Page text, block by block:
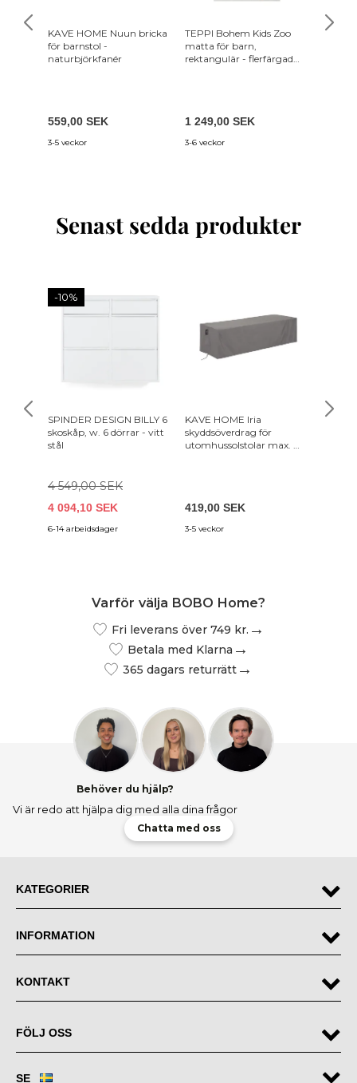
KAVE HOME Nuun bricka
för barnstol -
naturbjörkfanér
559,00 SEK
3-5 veckor
TEPPI Bohem Kids Zoo
matta för barn,
rektangulär - flerfärgad
1 249,00 SEK
3-6 veckor
Senast sedda produkter
-10%
SPINDER DESIGN BILLY 6
skoskåp, w. 6 dörrar - vitt
stål
4 549,00 SEK
4 094,10 SEK
6-14 arbeidsdager
KAVE HOME Iria
skyddsöverdrag för
utomhussolstolar max. 75
419,00 SEK
3-5 veckor
Varför välja BOBO Home?
Fri leverans över 749 kr.
Betala med Klarna
365 dagars returrätt
Behöver du hjälp?
Vi är redo att hjälpa dig med alla dina frågor
Chatta med oss
KATEGORIER
INFORMATION
KONTAKT
FÖLJ OSS
SE